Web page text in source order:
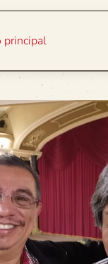
principal